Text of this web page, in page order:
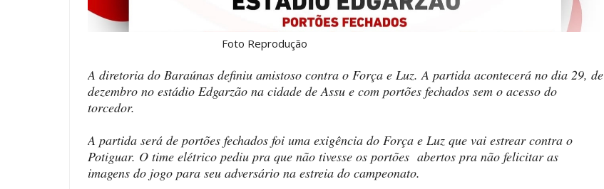
Foto Reprodução
A diretoria do Baraúnas definiu amistoso contra o Força e Luz. A partida acontecerá no dia 29, de
dezembro no estádio Edgarzão na cidade de Assu e com portões fechados sem o acesso do
torcedor.
A partida será de portões fechados foi uma exigência do Força e Luz que vai estrear contra o
Potiguar. O time elétrico pediu pra que não tivesse os portões abertos pra não felicitar as
imagens do jogo para seu adversário na estreia do campeonato.